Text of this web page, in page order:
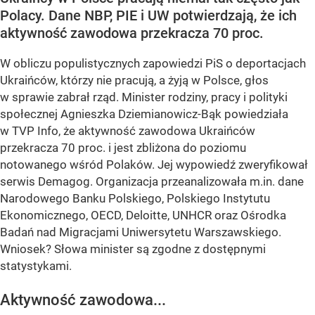
Polacy. Dane NBP, PIE i UW potwierdzają, że ich
aktywność zawodowa przekracza 70 proc.
W obliczu populistycznych zapowiedzi PiS o deportacjach
Ukraińców, którzy nie pracują, a żyją w Polsce, głos
w sprawie zabrał rząd. Minister rodziny, pracy i polityki
społecznej Agnieszka Dziemianowicz-Bąk powiedziała
w TVP Info, że aktywność zawodowa Ukraińców
przekracza 70 proc. i jest zbliżona do poziomu
notowanego wśród Polaków. Jej wypowiedź zweryfikował
serwis Demagog. Organizacja przeanalizowała m.in. dane
Narodowego Banku Polskiego, Polskiego Instytutu
Ekonomicznego, OECD, Deloitte, UNHCR oraz Ośrodka
Badań nad Migracjami Uniwersytetu Warszawskiego.
Wniosek? Słowa minister są zgodne z dostępnymi
statystykami.
Aktywność zawodowa...